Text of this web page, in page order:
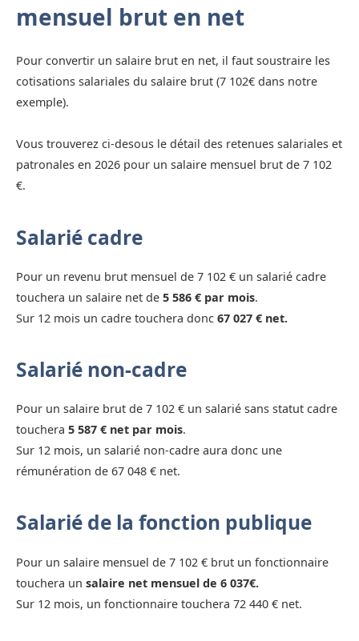
mensuel brut en net
Pour convertir un salaire brut en net, il faut soustraire les
cotisations salariales du salaire brut (7 102€ dans notre
exemple).
Vous trouverez ci-desous le détail des retenues salariales et
patronales en 2026 pour un salaire mensuel brut de 7 102
€.
Salarié cadre
Pour un revenu brut mensuel de 7 102 € un salarié cadre
touchera un salaire net de 5 586 € par mois.
Sur 12 mois un cadre touchera donc 67 027 € net.
Salarié non-cadre
Pour un salaire brut de 7 102 € un salarié sans statut cadre
touchera 5 587 € net par mois.
Sur 12 mois, un salarié non-cadre aura donc une
rémunération de 67 048 € net.
Salarié de la fonction publique
Pour un salaire mensuel de 7 102 € brut un fonctionnaire
touchera un salaire net mensuel de 6 037€.
Sur 12 mois, un fonctionnaire touchera 72 440 € net.